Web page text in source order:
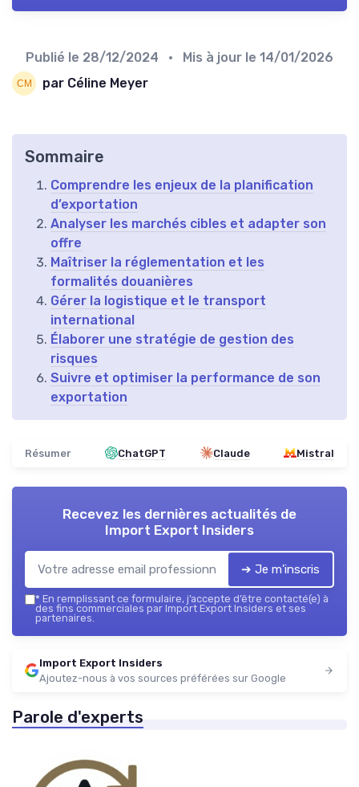
Publié le 28/12/2024 • Mis à jour le 14/01/2026
par Céline Meyer
Sommaire
Comprendre les enjeux de la planification
d’exportation
Analyser les marchés cibles et adapter son
offre
Maîtriser la réglementation et les
formalités douanières
Gérer la logistique et le transport
international
Élaborer une stratégie de gestion des
risques
Suivre et optimiser la performance de son
exportation
Résumer ChatGPT Claude Mistral
Recevez les dernières actualités de
Import Export Insiders
➔ Je m'inscris
* En remplissant ce formulaire, j’accepte d’être contacté(e) à
des fins commerciales par Import Export Insiders et ses
partenaires.
Import Export Insiders
Ajoutez-nous à vos sources préférées sur Google
Parole d'experts